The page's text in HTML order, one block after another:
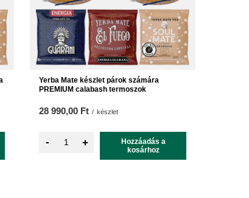
Yerba Mate készlet párok számára
PREMIUM calabash termoszok
28 990,00 Ft / készlet
- +
Hozzáadás a
kosárhoz